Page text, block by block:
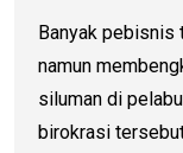
Banyak pebisnis
namun
siluman di
birokrasi